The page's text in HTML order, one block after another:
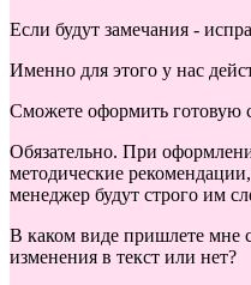
Если будут замечания -
Именно для этого у нас
Сможете оформить готовую
Обязательно. При
методические
менеджер будут строго им
В каком виде пришлете мне
изменения в текст или нет?